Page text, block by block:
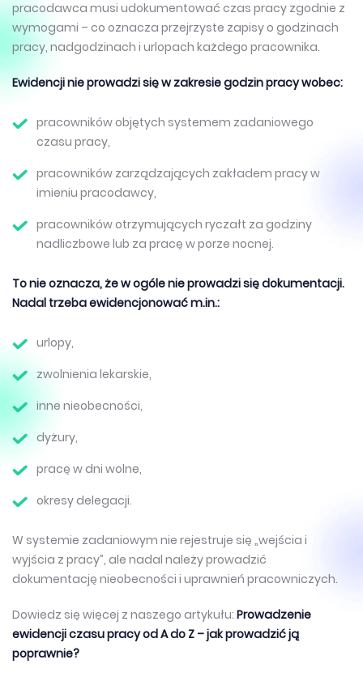
pracodawca musi udokumentować czas pracy zgodnie z
wymogami – co oznacza przejrzyste zapisy o godzinach
pracy, nadgodzinach i urlopach każdego pracownika.
Ewidencji nie prowadzi się w zakresie godzin pracy wobec:
pracowników objętych systemem zadaniowego
czasu pracy,
pracowników zarządzających zakładem pracy w
imieniu pracodawcy,
pracowników otrzymujących ryczałt za godziny
nadliczbowe lub za pracę w porze nocnej.
To nie oznacza, że w ogóle nie prowadzi się dokumentacji.
Nadal trzeba ewidencjonować m.in.:
urlopy,
zwolnienia lekarskie,
inne nieobecności,
dyżury,
pracę w dni wolne,
okresy delegacji.
W systemie zadaniowym nie rejestruje się „wejścia i
wyjścia z pracy”, ale nadal należy prowadzić
dokumentację nieobecności i uprawnień pracowniczych.
Dowiedz się więcej z naszego artykułu: Prowadzenie
ewidencji czasu pracy od A do Z – jak prowadzić ją
poprawnie?